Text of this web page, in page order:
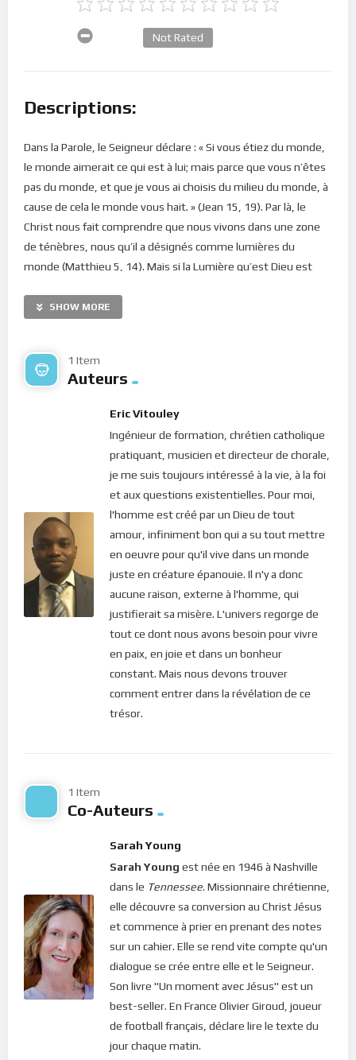
Not Rated
Descriptions:
Dans la Parole, le Seigneur déclare : « Si vous étiez du monde,
le monde aimerait ce qui est à lui; mais parce que vous n’êtes
pas du monde, et que je vous ai choisis du milieu du monde, à
cause de cela le monde vous hait. » (Jean 15, 19). Par là, le
Christ nous fait comprendre que nous vivons dans une zone
de ténèbres, nous qu’il a désignés comme lumières du
monde (Matthieu 5, 14). Mais si la Lumière qu’est Dieu est
reconnue, pourrions-nous, disciples et amis de Dieu,
avant vous. » (Jean 15, 18). Alors si nous choisissons de
donner notre vie à Dieu, nous serons persécutés.
Chers frères et soeurs, nous vivons dans un monde égoïque.
Cela signifie que le diable ou l’amour de soi et Satan ou
l’amour des choses matérielles, dominent dans les coeurs. Et
toutes les souffrances que ressentent les hommes
proviennent de cette déchéance. Le diable, lui-même,
tentant Jésus n’a-t-il pas affirmé que tous les royaumes du
monde lui appartiennent (Luc 4, 6) ? Alors il est là, à l’oeuvre
dans chacune des initiatives des principautés de ce monde.
les conséquences sur les enfants de Dieu que nous sommes,
ce sont les souffrances émotionnelles, la peur, le stress, etc.
Mais aujourd’hui, le Christ nous dit de garder confiance en Lui
et de cesser d’avoir peur. Car, nous prévient-Il, “la peur est
l’une des armes favorites de Satan“. A la place, le Seigneur
nous exhorte à utiliser notre foi et notre confiance en Lui pour
résister au diable, et alors celui-ci fuira loin de nous (Jacques 4,
dessus des choses du monde et qui nous rapproche de Dieu.
Mais pour s’y plonger, il faut se rafraîchir régulièrement dans la
pouvoirs et pleine puissance sur le diable !
Bonne méditation.
Pour vous inscrire directement aux publications, veuillez
cliquer ici : [newsletter_button id=2 label=”S’abonner”
design=”twitter”]
Si vous voulez vous inscrire sur le site (afin d’être en mesure
de poster des commentaires) et pour les publications,
veuillez cliquer ici :Inscription
SHOW MORE
1 Item
Auteurs
Eric Vitouley
Ingénieur de formation, chrétien catholique
pratiquant, musicien et directeur de chorale,
je me suis toujours intéressé à la vie, à la foi
et aux questions existentielles. Pour moi,
l'homme est créé par un Dieu de tout
amour, infiniment bon qui a su tout mettre
en oeuvre pour qu'il vive dans un monde
juste en créature épanouie. Il n'y a donc
aucune raison, externe à l'homme, qui
justifierait sa misère. L'univers regorge de
tout ce dont nous avons besoin pour vivre
en paix, en joie et dans un bonheur
constant. Mais nous devons trouver
comment entrer dans la révélation de ce
trésor.
1 Item
Co-Auteurs
Sarah Young
Sarah Young est née en 1946 à Nashville
dans le Tennessee. Missionnaire chrétienne,
elle découvre sa conversion au Christ Jésus
et commence à prier en prenant des notes
sur un cahier. Elle se rend vite compte qu'un
dialogue se crée entre elle et le Seigneur.
Son livre "Un moment avec Jésus" est un
best-seller. En France Olivier Giroud, joueur
de football français, déclare lire le texte du
jour chaque matin.